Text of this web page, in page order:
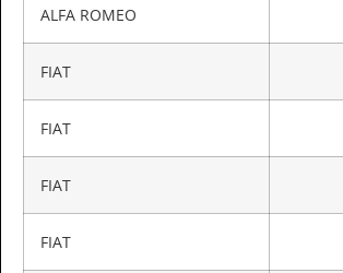
ALFA ROMEO
FIAT
FIAT
FIAT
FIAT